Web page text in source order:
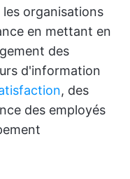
organisations
en mettant en
des
d'information
, des
des employés